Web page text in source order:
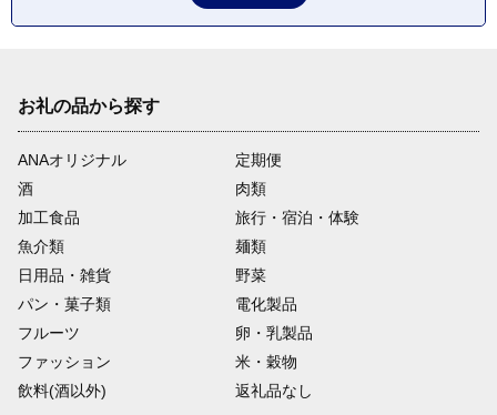
お礼の品から探す
ANAオリジナル
定期便
酒
肉類
加工食品
旅行・宿泊・体験
魚介類
麺類
日用品・雑貨
野菜
パン・菓子類
電化製品
フルーツ
卵・乳製品
ファッション
米・穀物
飲料(酒以外)
返礼品なし